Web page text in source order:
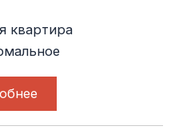
квартира